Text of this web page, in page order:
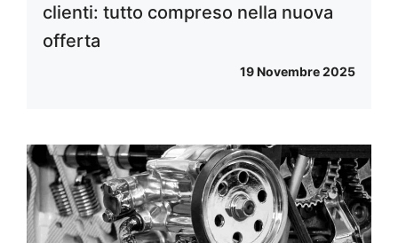
clienti: tutto compreso nella nuova
offerta
19 Novembre 2025